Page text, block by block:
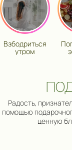
Взбодриться
утром
Радость,
помощью
ценную